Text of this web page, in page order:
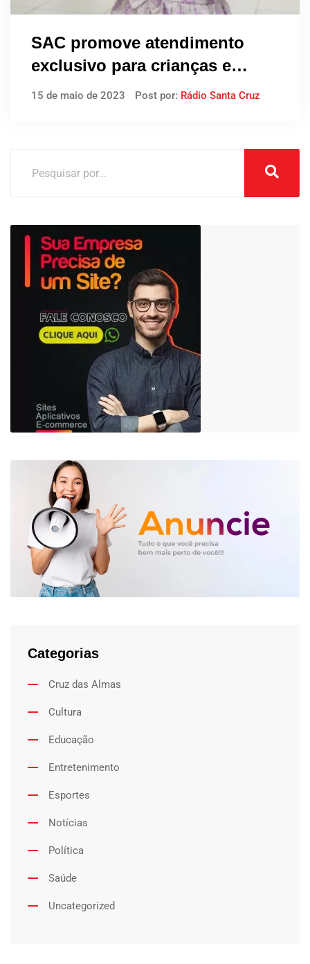
SAC promove atendimento
exclusivo para crianças e
adolescentes
15 de maio de 2023 Post por: Rádio Santa Cruz
Categorias
Cruz das Almas
Cultura
Educação
Entretenimento
Esportes
Notícias
Política
Saúde
Uncategorized